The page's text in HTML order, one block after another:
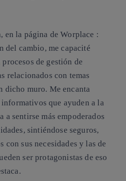
en la página de Worplace :
del cambio, me capacité
de gestión de
relacionados con temas
dicho muro. Me encanta
que ayuden a la
a sentirse más empoderados
sintiéndose seguros,
con sus necesidades y las de
ser protagonistas de eso